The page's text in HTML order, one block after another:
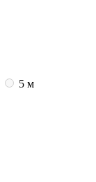
5 м